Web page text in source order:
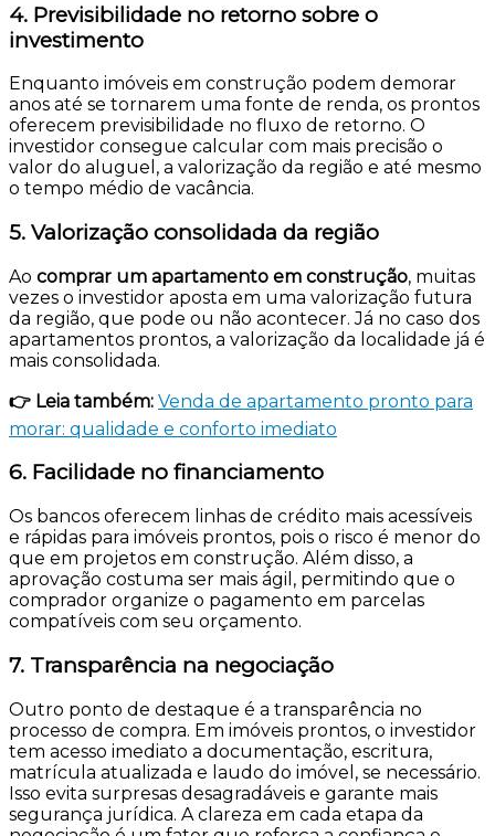
4. Previsibilidade no retorno sobre o
investimento
Enquanto imóveis em construção podem demorar
anos até se tornarem uma fonte de renda, os prontos
oferecem previsibilidade no fluxo de retorno. O
investidor consegue calcular com mais precisão o
valor do aluguel, a valorização da região e até mesmo
o tempo médio de vacância.
5. Valorização consolidada da região
Ao comprar um apartamento em construção, muitas
vezes o investidor aposta em uma valorização futura
da região, que pode ou não acontecer. Já no caso dos
apartamentos prontos, a valorização da localidade já é
mais consolidada.
👉 Leia também: Venda de apartamento pronto para
morar: qualidade e conforto imediato
6. Facilidade no financiamento
Os bancos oferecem linhas de crédito mais acessíveis
e rápidas para imóveis prontos, pois o risco é menor do
que em projetos em construção. Além disso, a
aprovação costuma ser mais ágil, permitindo que o
comprador organize o pagamento em parcelas
compatíveis com seu orçamento.
7. Transparência na negociação
Outro ponto de destaque é a transparência no
processo de compra. Em imóveis prontos, o investidor
tem acesso imediato a documentação, escritura,
matrícula atualizada e laudo do imóvel, se necessário.
Isso evita surpresas desagradáveis e garante mais
segurança jurídica. A clareza em cada etapa da